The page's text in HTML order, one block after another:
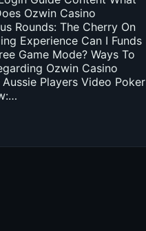
Ozwin Casino
Rounds: The Cherry On
Experience Can I Funds
Game Mode? Ways To
Ozwin Casino
Players Video Poker